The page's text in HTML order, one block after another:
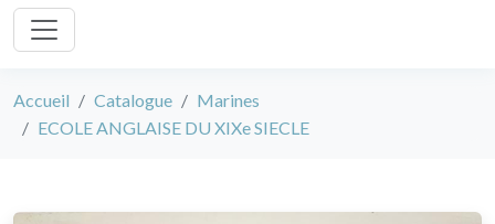
Accueil Catalogue
Marines
ECOLE ANGLAISE DU XIXe SIECLE